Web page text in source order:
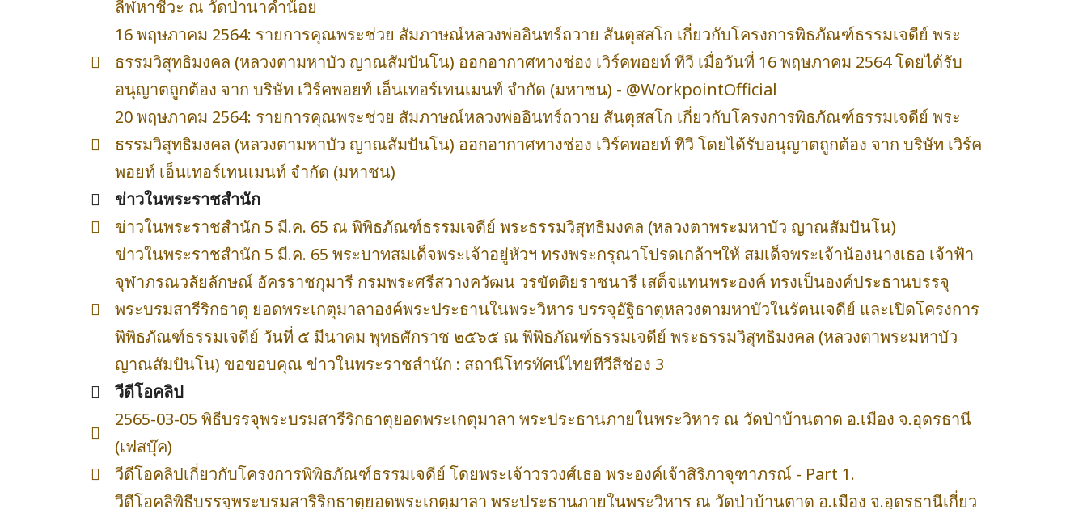
ลีฬหาชีวะ ณ วัดป่านาคำน้อย
16 พฤษภาคม 2564: รายการคุณพระช่วย สัมภาษณ์หลวงพ่ออินทร์ถวาย สันตุสสโก เกี่ยวกับโครงการพิธภัณฑ์ธรรมเจดีย์ พระ
ธรรมวิสุทธิมงคล (หลวงตามหาบัว ญาณสัมปันโน) ออกอากาศทางช่อง เวิร์คพอยท์ ทีวี เมื่อวันที่ 16 พฤษภาคม 2564 โดยได้รับ
อนุญาตถูกต้อง จาก บริษัท เวิร์คพอยท์ เอ็นเทอร์เทนเมนท์ จำกัด (มหาชน) - @WorkpointOfficial
20 พฤษภาคม 2564: รายการคุณพระช่วย สัมภาษณ์หลวงพ่ออินทร์ถวาย สันตุสสโก เกี่ยวกับโครงการพิธภัณฑ์ธรรมเจดีย์ พระ
ธรรมวิสุทธิมงคล (หลวงตามหาบัว ญาณสัมปันโน) ออกอากาศทางช่อง เวิร์คพอยท์ ทีวี โดยได้รับอนุญาตถูกต้อง จาก บริษัท เวิร์ค
พอยท์ เอ็นเทอร์เทนเมนท์ จำกัด (มหาชน)
ข่าวในพระราชสำนัก
ข่าวในพระราชสำนัก 5 มี.ค. 65 ณ พิพิธภัณฑ์ธรรมเจดีย์ พระธรรมวิสุทธิมงคล (หลวงตาพระมหาบัว ญาณสัมปันโน)
ข่าวในพระราชสำนัก 5 มี.ค. 65 พระบาทสมเด็จพระเจ้าอยู่หัวฯ ทรงพระกรุณาโปรดเกล้าฯให้ สมเด็จพระเจ้าน้องนางเธอ เจ้าฟ้า
จุฬาภรณวลัยลักษณ์ อัครราชกุมารี กรมพระศรีสวางควัฒน วรขัตติยราชนารี เสด็จแทนพระองค์ ทรงเป็นองค์ประธานบรรจุ
พระบรมสารีริกธาตุ ยอดพระเกตุมาลาองค์พระประธานในพระวิหาร บรรจุอัฐิธาตุหลวงตามหาบัวในรัตนเจดีย์ และเปิดโครงการ
พิพิธภัณฑ์ธรรมเจดีย์ วันที่ ๕ มีนาคม พุทธศักราช ๒๕๖๕ ณ พิพิธภัณฑ์ธรรมเจดีย์ พระธรรมวิสุทธิมงคล (หลวงตาพระมหาบัว
ญาณสัมปันโน) ขอขอบคุณ ข่าวในพระราชสำนัก : สถานีโทรทัศน์ไทยทีวีสีช่อง 3
วีดีโอคลิป
2565-03-05 พิธีบรรจุพระบรมสารีริกธาตุยอดพระเกตุมาลา พระประธานภายในพระวิหาร ณ วัดป่าบ้านตาด อ.เมือง จ.อุดรธานี
(เฟสบุ๊ค)
วีดีโอคลิปเกี่ยวกับโครงการพิพิธภัณฑ์ธรรมเจดีย์ โดยพระเจ้าวรวงศ์เธอ พระองค์เจ้าสิริภาจุฑาภรณ์ - Part 1.
วีดีโอคลิพิธีบรรจุพระบรมสารีริกธาตุยอดพระเกตุมาลา พระประธานภายในพระวิหาร ณ วัดป่าบ้านตาด อ.เมือง จ.อุดรธานีเกี่ยว